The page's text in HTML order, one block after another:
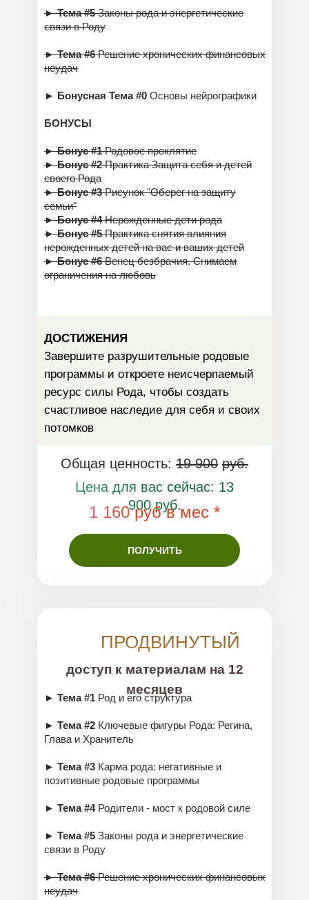
►Тема #5Законы рода и энергетические
связи в Роду
►Тема #6Решение хронических финансовых
неудач
► Бонусная Тема #0 Основы нейрографики
БОНУСЫ
►Бонус #1Родовое проклятие
►Бонус #2Практика Защита себя и детей
своего Рода
►Бонус #3Рисунок "Оберег на защиту
семьи"
►Бонус #4Нерожденные дети рода
►Бонус #5Практика снятия влияния
нерожденных детей на вас и ваших детей
►Бонус #6Венец безбрачия. Снимаем
ограничения на любовь
Общая ценность: 19 900 руб.
ПРОДВИНУТЫЙ
Цена для вас сейчас: 13
900 руб.
► Тема #1 Род и его структура
► Тема #2 Ключевые фигуры Рода: Регина,
Глава и Хранитель
► Тема #3 Карма рода: негативные и
позитивные родовые программы
► Тема #4Родители - мост к родовой силе
► Тема #5 Законы рода и энергетические
связи в Роду
►Тема #6Решение хронических финансовых
неудач
ПОЛУЧИТЬ
доступ к материалам на 12
месяцев
1 160 руб в мес *
ДОСТИЖЕНИЯ
Завершите разрушительные родовые
программы и откроете неисчерпаемый
ресурс силы Рода, чтобы создать
счастливое наследие для себя и своих
потомков